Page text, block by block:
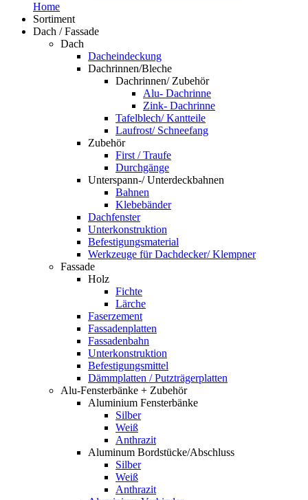
Home
Sortiment
Dach / Fassade
Dach
Dacheindeckung
Dachrinnen/Bleche
Dachrinnen/ Zubehör
Alu- Dachrinne
Zink- Dachrinne
Tafelblech/ Kantteile
Laufrost/ Schneefang
Zubehör
First / Traufe
Durchgänge
Unterspann-/ Unterdeckbahnen
Bahnen
Klebebänder
Dachfenster
Unterkonstruktion
Befestigungsmaterial
Werkzeuge für Dachdecker/ Klempner
Fassade
Holz
Fichte
Lärche
Faserzement
Fassadenplatten
Fassadenbahn
Unterkonstruktion
Befestigungsmittel
Dämmplatten / Putzträgerplatten
Alu-Fensterbänke + Zubehör
Aluminium Fensterbänke
Silber
Weiß
Anthrazit
Aluminum Bordstücke/Abschluss
Silber
Weiß
Anthrazit